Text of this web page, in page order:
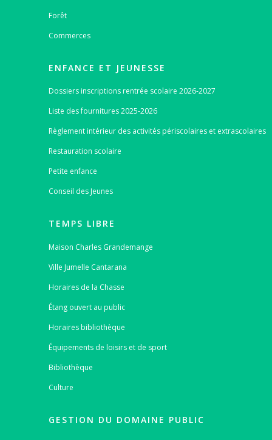
Forêt
Commerces
ENFANCE ET JEUNESSE
Dossiers inscriptions rentrée scolaire 2026-2027
Liste des fournitures 2025-2026
Règlement intérieur des activités périscolaires et extrascolaires
Restauration scolaire
Petite enfance
Conseil des Jeunes
TEMPS LIBRE
Maison Charles Grandemange
Ville Jumelle Cantarana
Horaires de la Chasse
Étang ouvert au public
Horaires bibliothèque
Équipements de loisirs et de sport
Bibliothèque
Culture
GESTION DU DOMAINE PUBLIC